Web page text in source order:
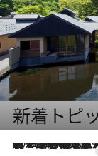
新着トピ
2026.8.7
【トンボの足水浴】ヒノキの香りに包まれて涼感マックス！約13℃の湧水かけ流しを避暑地「星野温泉 トンボの湯」で体験